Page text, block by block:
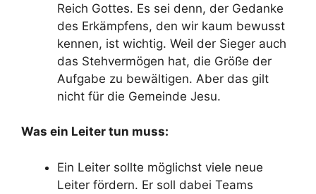
Reich Gottes. Es sei denn, der Gedanke
des Erkämpfens, den wir kaum bewusst
kennen, ist wichtig. Weil der Sieger auch
das Stehvermögen hat, die Größe der
Aufgabe zu bewältigen. Aber das gilt
nicht für die Gemeinde Jesu.
Was ein Leiter tun muss:
Ein Leiter sollte möglichst viele neue
Leiter fördern. Er soll dabei Teams